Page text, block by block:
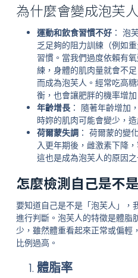
為什麼會變成泡芙
運動和飲食習慣不好： 泡
乏足夠的阻力訓練（例如
習慣。當我們過度依賴有
練，身體的肌肉量就會不
而成為泡芙人。經常吃高
衡，也會讓肥胖的機率增
年齡增長： 隨著年齡增加
時妳的肌肉可能會變少，
荷爾蒙失調： 荷爾蒙的變
入更年期後，雌激素下降
這也是成為泡芙人的原因之
怎麼檢測自己是不
要知道自己是不是「泡芙人」，
進行判斷。泡芙人的特徵是體脂
少，雖然體重看起來正常或偏輕
比例過高。
體脂率